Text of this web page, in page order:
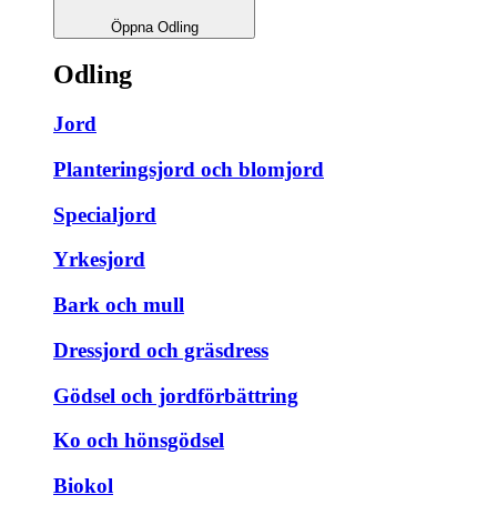
Öppna Odling
Odling
Jord
Planteringsjord och blomjord
Specialjord
Yrkesjord
Bark och mull
Dressjord och gräsdress
Gödsel och jordförbättring
Ko och hönsgödsel
Biokol